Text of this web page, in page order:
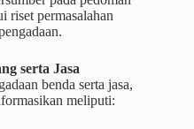
riset permasalahan
serta Jasa
benda serta jasa,
meliputi: